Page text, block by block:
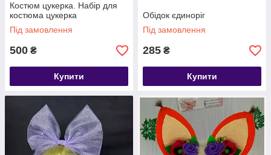
Костюм цукерка. Набір для
костюма цукерка
Під замовлення
500 ₴
Купити
Обідок єдиноріг
Під замовлення
285 ₴
Купити